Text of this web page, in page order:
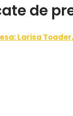
de
Larisa